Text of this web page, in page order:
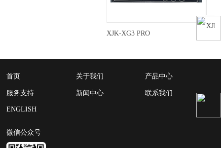
XJK-XG3 PRO
首页 关于我们 产品中心
服务支持 新闻中心 联系我们
ENGLISH
微信公众号